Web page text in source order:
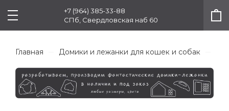
+7 (964) 385-33-88
СПб, Свердловская наб 60
Главная Домики и лежанки для кошек и собак